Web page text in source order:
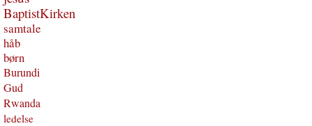
BaptistKirken
samtale
håb
børn
Burundi
Gud
Rwanda
ledelse